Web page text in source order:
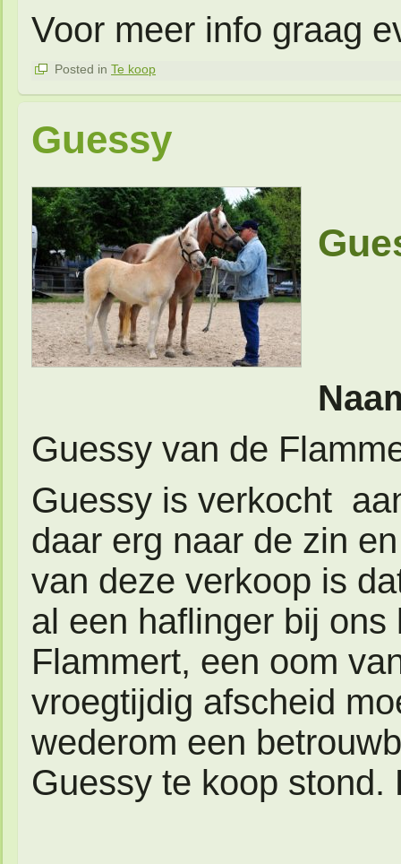
Voor meer info graag
Posted in Te koop
Guessy
Guessy van de
Guessy is verkocht
daar erg naar de zin
van deze verkoop is
al een haflinger bij
Flammert, een oom
vroegtijdig afscheid
wederom een
Guessy te koop stond.